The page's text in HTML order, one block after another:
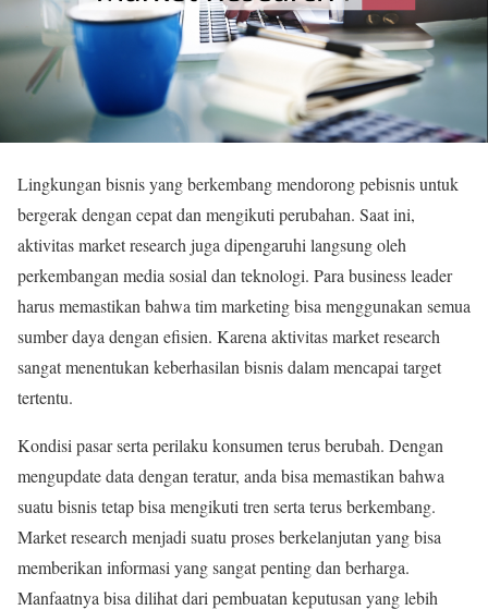
Lingkungan bisnis yang berkembang mendorong pebisnis untuk
bergerak dengan cepat dan mengikuti perubahan. Saat ini,
aktivitas market research juga dipengaruhi langsung oleh
perkembangan media sosial dan teknologi. Para business leader
harus memastikan bahwa tim marketing bisa menggunakan semua
sumber daya dengan efisien. Karena aktivitas market research
sangat menentukan keberhasilan bisnis dalam mencapai target
tertentu.
Kondisi pasar serta perilaku konsumen terus berubah. Dengan
mengupdate data dengan teratur, anda bisa memastikan bahwa
suatu bisnis tetap bisa mengikuti tren serta terus berkembang.
Market research menjadi suatu proses berkelanjutan yang bisa
memberikan informasi yang sangat penting dan berharga.
Manfaatnya bisa dilihat dari pembuatan keputusan yang lebih